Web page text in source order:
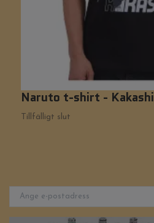
Naruto t-shirt - Kakashi
Tillfälligt slut